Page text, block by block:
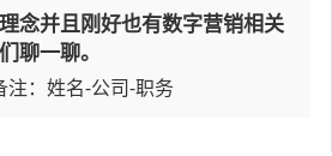
念并且刚好也有数字营销相关
聊一聊。
：姓名-公司-职务